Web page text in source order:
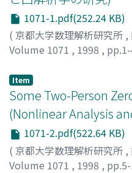
1071-1.pdf(252.24 KB)
( 京都大学数理解析研究所 ,
Volume 1071 , 1998 ,
Item
Some Two-Person
(Nonlinear Analysis
1071-2.pdf(522.64 KB)
( 京都大学数理解析研究所 ,
Volume 1071 , 1998 ,